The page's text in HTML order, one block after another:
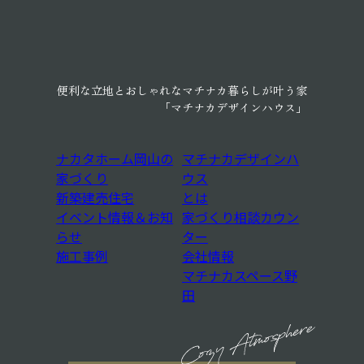
便利な立地とおしゃれなマチナカ暮らしが叶う家
「マチナカデザインハウス」
ナカタホーム岡山の
家づくり
新築建売住宅
イベント情報＆お知
らせ
施工事例
マチナカデザインハ
ウス
とは
家づくり相談カウン
ター
会社情報
マチナカスペース野
田